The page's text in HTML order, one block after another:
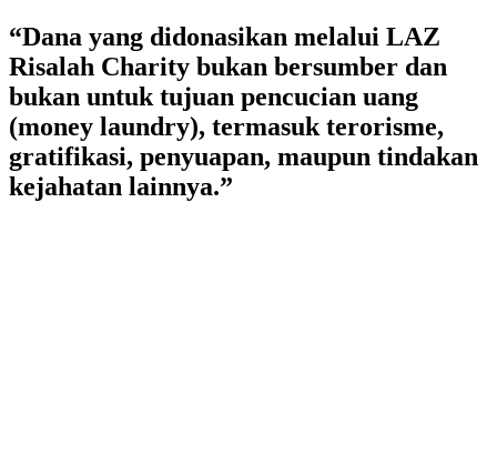
Lewati
ke
konten
“Dana yang didonasikan melalui LAZ
Risalah Charity bukan bersumber dan
bukan untuk tujuan pencucian uang
(money laundry), termasuk terorisme,
gratifikasi, penyuapan, maupun tindakan
kejahatan lainnya.”